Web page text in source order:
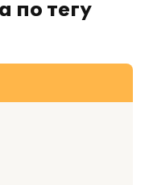
по тегу